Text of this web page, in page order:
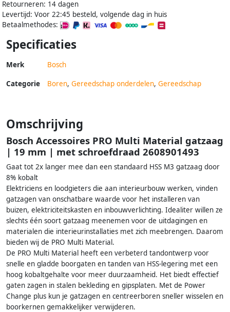
Retourneren: 14 dagen
Levertijd: Voor 22:45 besteld, volgende dag in huis
Betaalmethodes:
Specificaties
Merk Bosch
Categorie Boren, Gereedschap onderdelen, Gereedschap
Omschrijving
Bosch Accessoires PRO Multi Material gatzaag
| 19 mm | met schroefdraad 2608901493
Gaat tot 2x langer mee dan een standaard HSS M3 gatzaag door
8% kobalt
Elektriciens en loodgieters die aan interieurbouw werken, vinden
gatzagen van onschatbare waarde voor het installeren van
buizen, elektriciteitskasten en inbouwverlichting. Idealiter willen ze
slechts één soort gatzaag meenemen voor de uitdagingen en
materialen die interieurinstallaties met zich meebrengen. Daarom
bieden wij de PRO Multi Material.
De PRO Multi Material heeft een verbeterd tandontwerp voor
snelle en gladde boorgaten en tanden van HSS-legering met een
hoog kobaltgehalte voor meer duurzaamheid. Het biedt effectief
gaten zagen in stalen bekleding en gipsplaten. Met de Power
Change plus kun je gatzagen en centreerboren sneller wisselen en
boorkernen gemakkelijker verwijderen.